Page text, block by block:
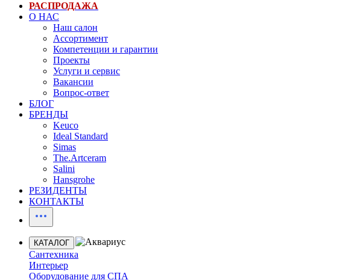
РАСПРОДАЖА
О НАС
Наш салон
Ассортимент
Компетенции и гарантии
Проекты
Услуги и сервис
Вакансии
Вопрос-ответ
БЛОГ
БРЕНДЫ
Keuco
Ideal Standard
Simas
The.Artceram
Salini
Hansgrohe
РЕЗИДЕНТЫ
КОНТАКТЫ
КАТАЛОГ
Сантехника
Интерьер
Оборудование для СПА